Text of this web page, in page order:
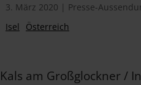
3. März 2020 | Presse-
Isel
Österreich
Kals am Großglockner /